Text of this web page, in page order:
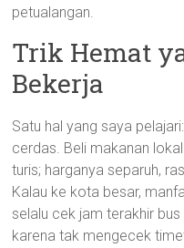
petualangan.
Trik Hemat
Bekerja
Satu hal yang saya
cerdas. Beli makanan
turis; harganya separuh,
Kalau ke kota besar,
selalu cek jam terakhir
karena tak mengecek